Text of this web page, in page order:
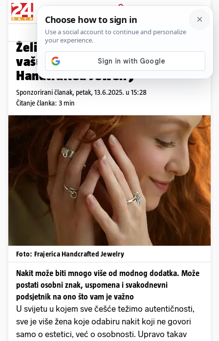
PRIJAVA
Promo sadržaj
Želite li nositi nakit koji priča
vašu priču? Otkrijte Frajerica
Handcrafted Jewelry
Sponzorirani članak, petak, 13.6.2025. u 15:28
Čitanje članka: 3 min
Foto: Frajerica Handcrafted Jewelry
Nakit može biti mnogo više od modnog dodatka. Može
postati osobni znak, uspomena i svakodnevni
podsjetnik na ono što vam je važno
U svijetu u kojem sve češće težimo autentičnosti,
sve je više žena koje odabiru nakit koji ne govori
samo o estetici, već o osobnosti. Upravo takav